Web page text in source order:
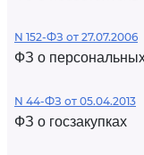
N 152-ФЗ от 27.07.2006
ФЗ о
N 44-ФЗ от 05.04.2013
ФЗ о госзакупках